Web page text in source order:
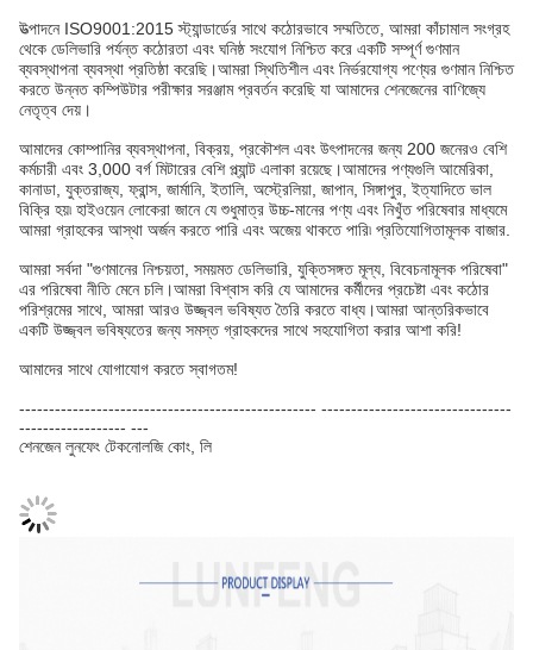
উত্পাদনে ISO9001:2015 স্ট্যান্ডার্ডের সাথে কঠোরভাবে সম্মতিতে, আমরা কাঁচামাল সংগ্রহ
থেকে ডেলিভারি পর্যন্ত কঠোরতা এবং ঘনিষ্ঠ সংযোগ নিশ্চিত করে একটি সম্পূর্ণ গুণমান
ব্যবস্থাপনা ব্যবস্থা প্রতিষ্ঠা করেছি।আমরা স্থিতিশীল এবং নির্ভরযোগ্য পণ্যের গুণমান নিশ্চিত
করতে উন্নত কম্পিউটার পরীক্ষার সরঞ্জাম প্রবর্তন করেছি যা আমাদের শেনজেনের বাণিজ্যে
নেতৃত্ব দেয়।
আমাদের কোম্পানির ব্যবস্থাপনা, বিক্রয়, প্রকৌশল এবং উৎপাদনের জন্য 200 জনেরও বেশি
কর্মচারী এবং 3,000 বর্গ মিটারের বেশি প্ল্যান্ট এলাকা রয়েছে।আমাদের পণ্যগুলি আমেরিকা,
কানাডা, যুক্তরাজ্য, ফ্রান্স, জার্মানি, ইতালি, অস্ট্রেলিয়া, জাপান, সিঙ্গাপুর, ইত্যাদিতে ভাল
বিক্রি হয়৷ হাইওয়েন লোকেরা জানে যে শুধুমাত্র উচ্চ-মানের পণ্য এবং নিখুঁত পরিষেবার মাধ্যমে
আমরা গ্রাহকের আস্থা অর্জন করতে পারি এবং অজেয় থাকতে পারি৷ প্রতিযোগিতামূলক বাজার.
আমরা সর্বদা "গুণমানের নিশ্চয়তা, সময়মত ডেলিভারি, যুক্তিসঙ্গত মূল্য, বিবেচনামূলক পরিষেবা"
এর পরিষেবা নীতি মেনে চলি।আমরা বিশ্বাস করি যে আমাদের কর্মীদের প্রচেষ্টা এবং কঠোর
পরিশ্রমের সাথে, আমরা আরও উজ্জ্বল ভবিষ্যত তৈরি করতে বাধ্য।আমরা আন্তরিকভাবে
একটি উজ্জ্বল ভবিষ্যতের জন্য সমস্ত গ্রাহকদের সাথে সহযোগিতা করার আশা করি!
আমাদের সাথে যোগাযোগ করতে স্বাগতম!
-------------------------------------------------- --------------------------------
------------------ ---
শেনজেন লুনফেং টেকনোলজি কোং, লি